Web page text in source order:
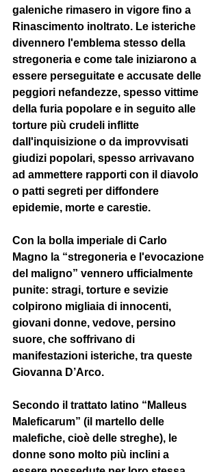
galeniche rimasero in vigore fino a
Rinascimento inoltrato. Le isteriche
divennero l'emblema stesso della
stregoneria e come tale iniziarono a
essere perseguitate e accusate delle
peggiori nefandezze, spesso vittime
della furia popolare e in seguito alle
torture più crudeli inflitte
dall'inquisizione o da improvvisati
giudizi popolari, spesso arrivavano
ad ammettere rapporti con il diavolo
o patti segreti per diffondere
epidemie, morte e carestie.
Con la bolla imperiale di Carlo
Magno la “stregoneria e l'evocazione
del maligno” vennero ufficialmente
punite: stragi, torture e sevizie
colpirono migliaia di innocenti,
giovani donne, vedove, persino
suore, che soffrivano di
manifestazioni isteriche, tra queste
Giovanna D’Arco.
Secondo il trattato latino “Malleus
Maleficarum” (il martello delle
malefiche, cioè delle streghe), le
donne sono molto più inclini a